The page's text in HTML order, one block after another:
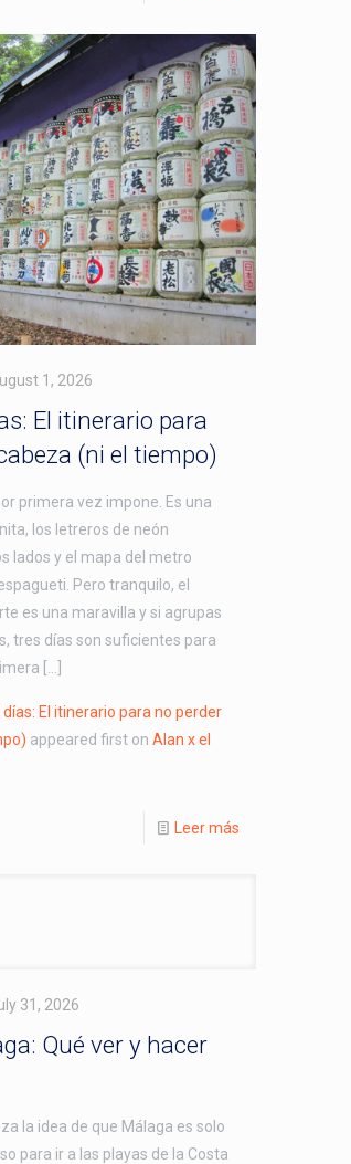
1, 2026
El itinerario para
(ni el tiempo)
primera vez impone. Es una
los letreros de neón
lados y el mapa del metro
Pero tranquilo, el
es una maravilla y si agrupas
tres días son suficientes para
[…]
días: El itinerario para no perder
appeared first onAlan x el
Leer más
31, 2026
Qué ver y hacer
la idea de que Málaga es solo
para ir a las playas de la Costa